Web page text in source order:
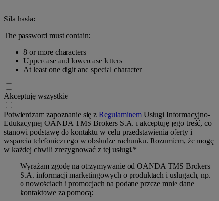
Siła hasła:
The password must contain:
8 or more characters
Uppercase and lowercase letters
At least one digit and special character
Akceptuję wszystkie
Potwierdzam zapoznanie się z Regulaminem Usługi Informacyjno-
Edukacyjnej OANDA TMS Brokers S.A. i akceptuję jego treść, co
stanowi podstawę do kontaktu w celu przedstawienia oferty i
wsparcia telefonicznego w obsłudze rachunku. Rozumiem, że mogę
w każdej chwili zrezygnować z tej usługi.*
Wyrażam zgodę na otrzymywanie od OANDA TMS Brokers
S.A. informacji marketingowych o produktach i usługach, np.
o nowościach i promocjach na podane przeze mnie dane
kontaktowe za pomocą: